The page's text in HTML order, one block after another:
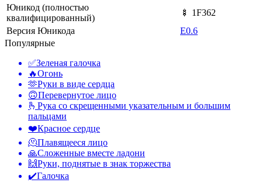
Юникод (полностью
квалифицированный)
🍢 1F362
Версия Юникода
E0.6
Популярные
✅Зеленая галочка
🔥Огонь
🫶Руки в виде сердца
🙃Перевернутое лицо
🫰 Рука со скрещенными указательным и большим
пальцами
❤️Красное сердце
🫠Плавящееся лицо
🙏Сложенные вместе ладони
🙌Руки, поднятые в знак торжества
✔️Галочка